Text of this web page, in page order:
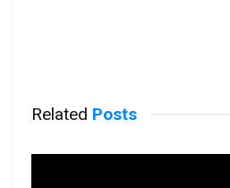
Related Posts